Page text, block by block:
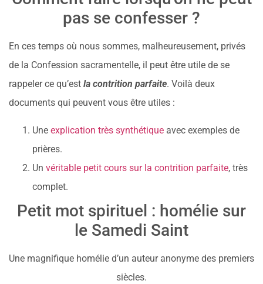
pas se confesser ?
En ces temps où nous sommes, malheureusement, privés
de la Confession sacramentelle, il peut être utile de se
rappeler ce qu’est la contrition parfaite. Voilà deux
documents qui peuvent vous être utiles :
Une explication très synthétique avec exemples de
prières.
Un véritable petit cours sur la contrition parfaite, très
complet.
Petit mot spirituel : homélie sur
le Samedi Saint
Une magnifique homélie d’un auteur anonyme des premiers
siècles.